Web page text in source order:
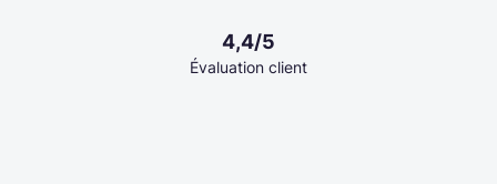
4,4/5
Évaluation client